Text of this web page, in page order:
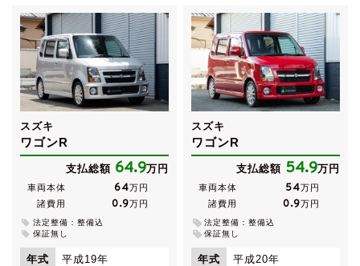
スズキ
ワゴンR
支払総額 64.9万円
車両本体 64万円
諸費用
0.9万円
法定整備：整備込
保証無し
年式 平成19年
スズキ
ワゴンR
支払総額 54.9万円
車両本体 54万円
諸費用
0.9万円
法定整備：整備込
保証無し
年式 平成20年